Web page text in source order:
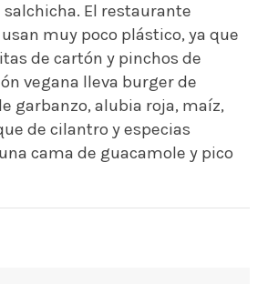
El restaurante
muy poco plástico, ya que
de cartón y pinchos de
vegana lleva burger de
garbanzo, alubia roja, maíz,
de cilantro y especias
cama de guacamole y pico